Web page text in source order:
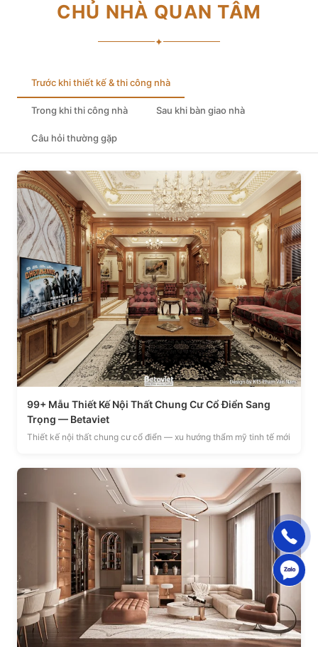
CHỦ NHÀ QUAN TÂM
✦
Trước khi thiết kế & thi công nhà
Trong khi thi công nhà Sau khi bàn giao nhà
Câu hỏi thường gặp
99+ Mẫu Thiết Kế Nội Thất Chung Cư Cổ Điển Sang
Trọng — Betaviet
Thiết kế nội thất chung cư cổ điển — xu hướng thẩm mỹ tinh tế mới